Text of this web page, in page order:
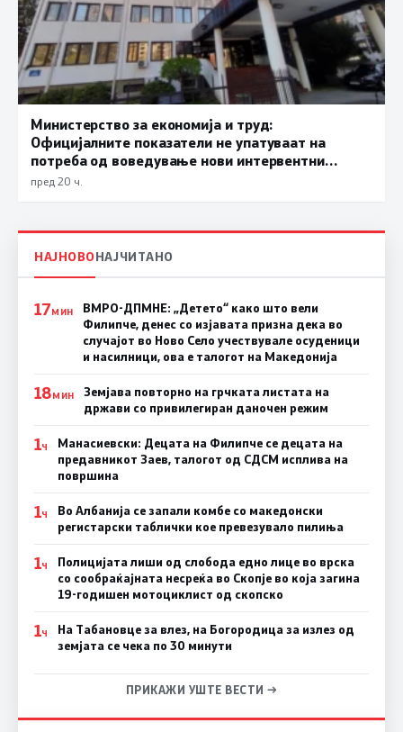
Министерство за економија и труд:
Официјалните показатели не упатуваат на
потреба од воведување нови интервентни
мерки, ценовните движења се стабилни
пред 20 ч.
НАЈНОВОНАЈЧИТАНО
17МИН
ВМРО-ДПМНЕ: „Детето“ како што вели
Филипче, денес со изјавата призна дека во
случајот во Ново Село учествувале осуденици
и насилници, ова е талогот на Македонија
18МИН
Земјава повторно на грчката листата на
држави со привилегиран даночен режим
1Ч
Манасиевски: Децата на Филипче се децата на
предавникот Заев, талогот од СДСМ исплива на
површина
1Ч
Во Албанија се запали комбе со македонски
регистарски таблички кое превезувало пилиња
1Ч
Полицијата лиши од слобода едно лице во врска
со сообраќајната несреќа во Скопје во која загина
19-годишен мотоциклист од скопско
1Ч
На Табановце за влез, на Богородица за излез од
земјата се чека по 30 минути
ПРИКАЖИ УШТЕ ВЕСТИ →